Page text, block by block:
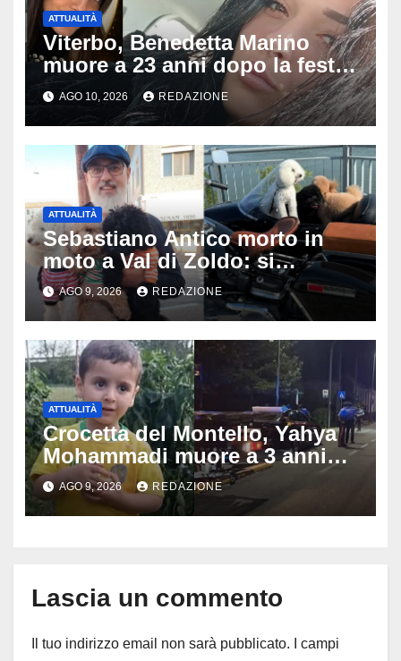
ATTUALITÀ
Viterbo, Benedetta Marino
muore a 23 anni dopo la festa
di compleanno: trovata senza
vita nell’ex consorzio, è giallo
sulle ultime ore
AGO 10, 2026 REDAZIONE
ATTUALITÀ
Sebastiano Antico morto in
moto a Val di Zoldo: si
schianta con il sidecar, salvi i
due cagnolini
AGO 9, 2026 REDAZIONE
ATTUALITÀ
Crocetta del Montello, Yahya
Mohammadi muore a 3 anni
dopo 72 ore di agonia: era
stato travolto da un’auto
AGO 9, 2026 REDAZIONE
Lascia un commento
Il tuo indirizzo email non sarà pubblicato.
I campi